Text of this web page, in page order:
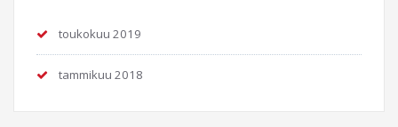
toukokuu 2019
tammikuu 2018